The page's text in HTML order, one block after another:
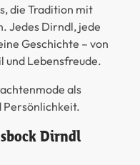
die Tradition mit
Jedes Dirndl, jede
Geschichte – von
und Lebensfreude.
als
Persönlichkeit.
Dirndl